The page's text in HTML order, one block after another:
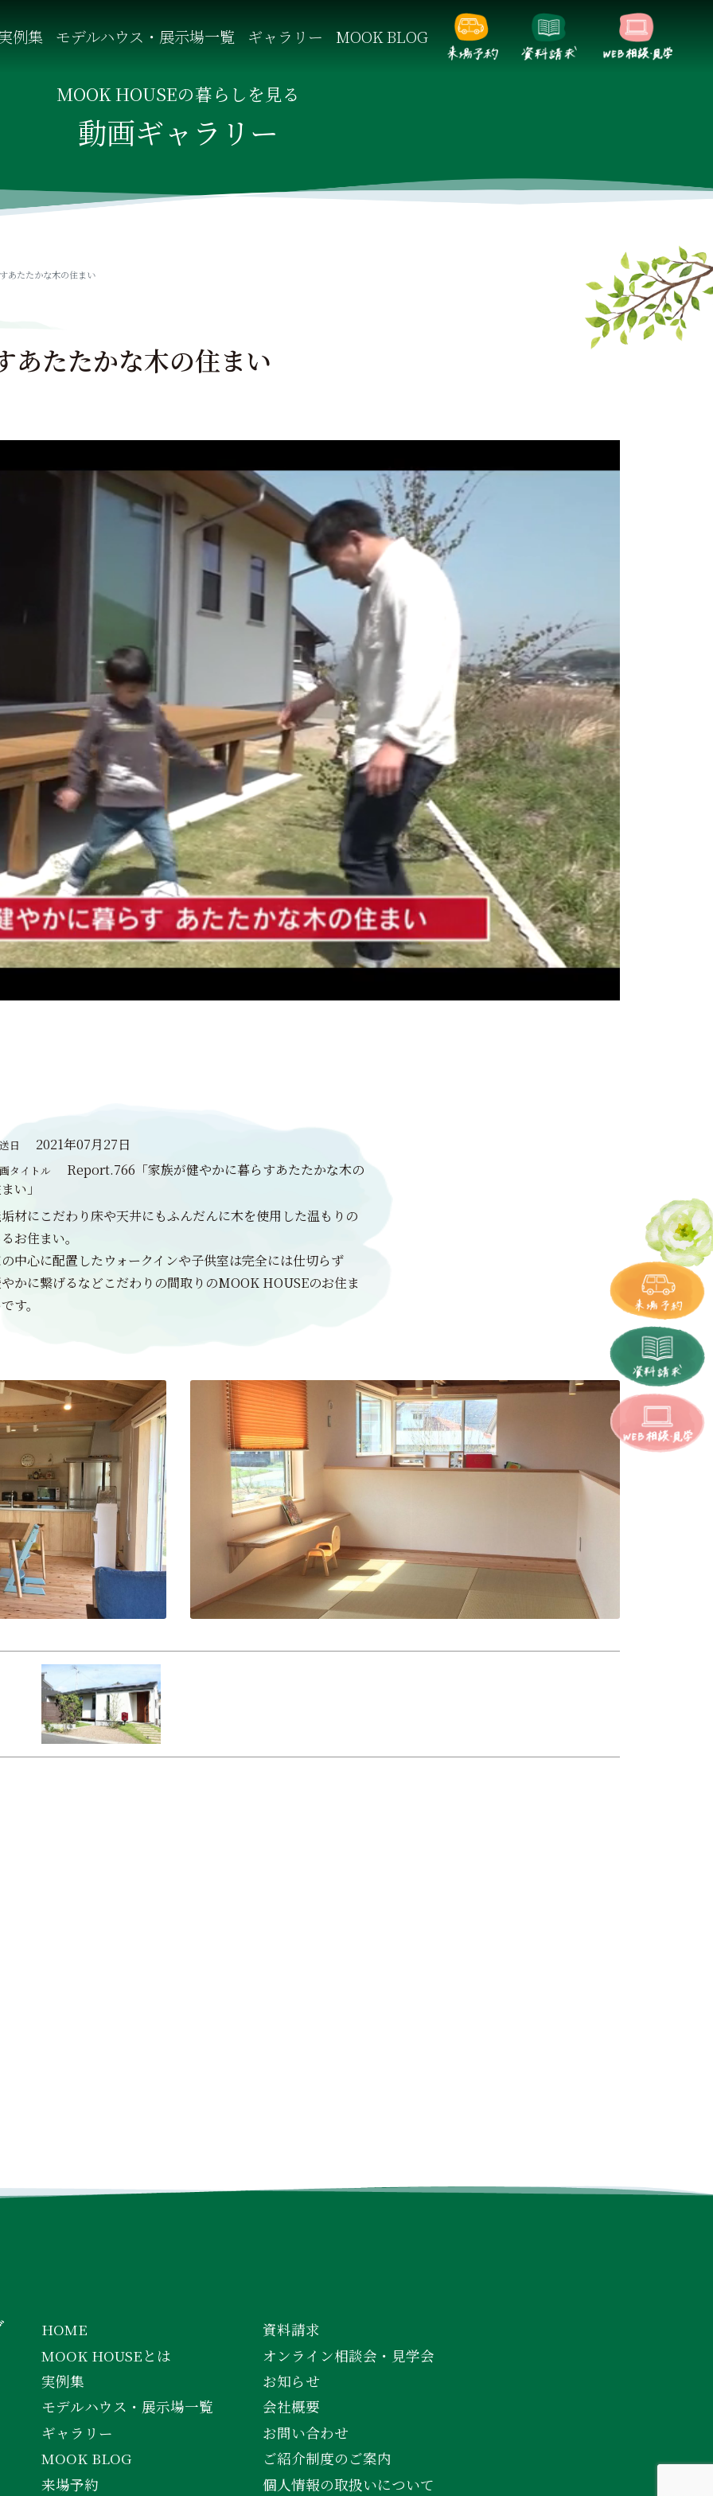
例集 モデルハウス・展示場一覧 ギャラリー MOOK BLOG
MOOK HOUSEの暮らしを見る
動画ギャラリー
あたたかな木の住まい
あたたかな木の住まい
日 2021年07月27日
タイトル
Report.766「家族が健やかに暮らすあたたかな木の
い」
材にこだわり床や天井にもふんだんに木を使用した温もりの
お住まい。
中心に配置したウォークインや子供室は完全には仕切らず
かに繋げるなどこだわりの間取りのMOOK HOUSEのお住ま
す。
HOME
MOOK HOUSEとは
実例集
モデルハウス・展示場一覧
ギャラリー
MOOK BLOG
来場予約
資料請求
オンライン相談会・見学会
お知らせ
会社概要
お問い合わせ
ご紹介制度のご案内
個人情報の取扱いについて